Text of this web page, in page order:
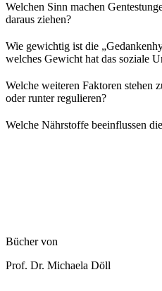
Welchen Sinn machen
daraus ziehen?
Wie gewichtig ist die
welches Gewicht hat das soziale
Welche weiteren Faktoren stehen
oder runter regulieren?
Welche Nährstoffe beeinflussen
Bücher von
Prof. Dr. Michaela Döll